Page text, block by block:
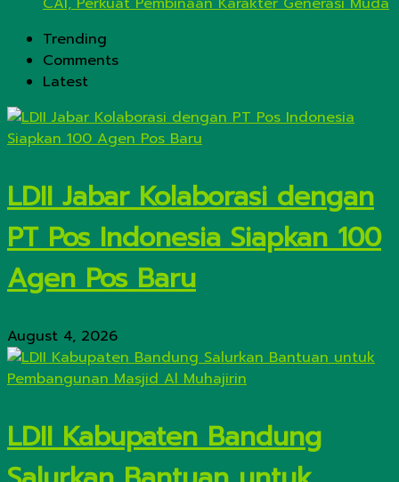
Trending
Comments
Latest
LDII Jabar Kolaborasi dengan
PT Pos Indonesia Siapkan 100
Agen Pos Baru
August 4, 2026
LDII Kabupaten Bandung